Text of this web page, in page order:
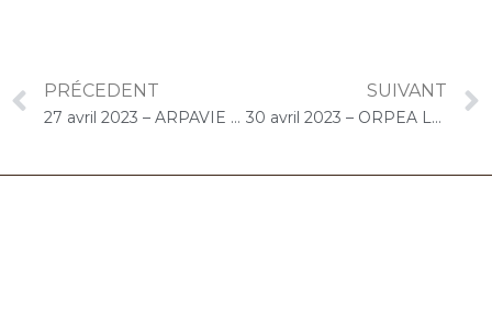
PRÉCEDENT
27 avril 2023 – ARPAVIE Les Lozaits (Villejuif) : Concert « Choco-Cello Solo »
SUIVANT
30 avril 2023 – ORPEA La Villa des Pins (Andernos-les-Bains) : Concert « Cello Solo »